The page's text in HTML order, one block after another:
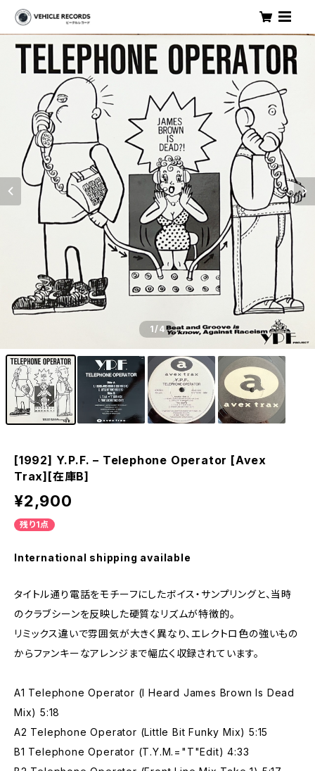
1/4
[1992] Y.P.F. – Telephone Operator [Avex
Trax][在庫B]
¥2,900
残り1点
International shipping available
タイトル通り電話をモチーフにしたボイス・サンプリングと、当時
のクラブシーンを反映した硬質なリズムが特徴的。
リミックス違いで雰囲気が大きく異なり、エレクトロ色の強いもの
からファンキーなアレンジまで幅広く収録されています。
A1 Telephone Operator (I Heard James Brown Is Dead
Mix) 5:18
A2 Telephone Operator (Little Bit Funky Mix) 5:15
B1 Telephone Operator (T.Y.M.="T"Edit) 4:33